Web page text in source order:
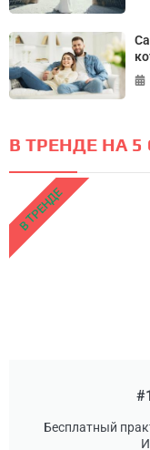
В ТРЕНДЕ НА 5
Бесплатный
В ТРЕНДЕ